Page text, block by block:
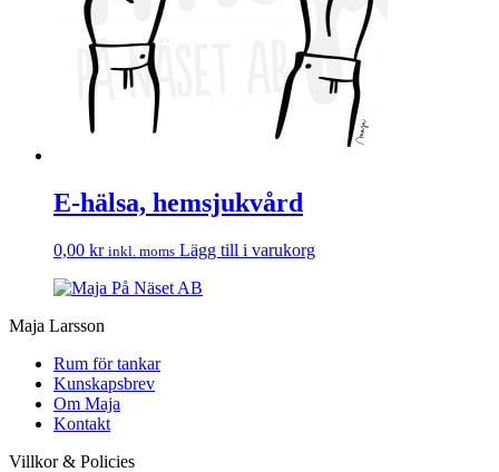
E-hälsa, hemsjukvård
0,00 kr inkl. moms Lägg till i varukorg
Maja Larsson
Rum för tankar
Kunskapsbrev
Om Maja
Kontakt
Villkor & Policies